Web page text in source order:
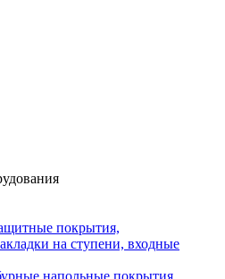
покрытия,
на ступени, входные